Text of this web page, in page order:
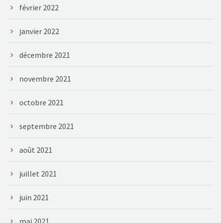
février 2022
janvier 2022
décembre 2021
novembre 2021
octobre 2021
septembre 2021
août 2021
juillet 2021
juin 2021
mai 2021